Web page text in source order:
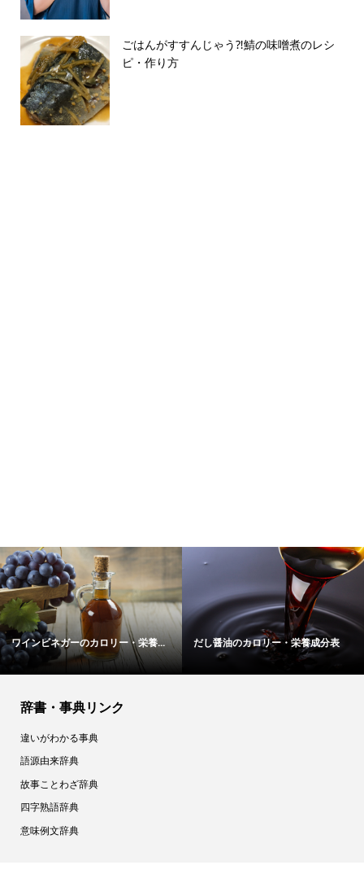
ごはんがすすんじゃう⁈鯖の味噌煮のレシ
ピ・作り方
ワインビネガーのカロリー・栄養... だし醤油のカロリー・栄養成分表
辞書・事典リンク
違いがわかる事典
語源由来辞典
故事ことわざ辞典
四字熟語辞典
意味例文辞典